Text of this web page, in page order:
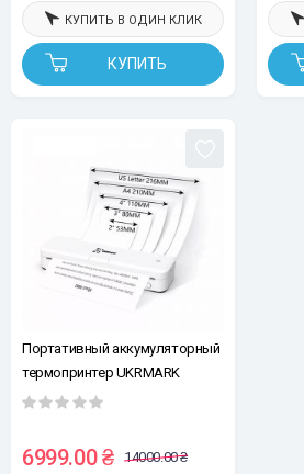
КУПИТЬ
КУПИТЬ В ОДИН КЛИК
Портативный аккумуляторный
термопринтер UKRMARK
831WT, термобумага А4, 300dpi,
белый
6999.00 ₴ 14000.00 ₴